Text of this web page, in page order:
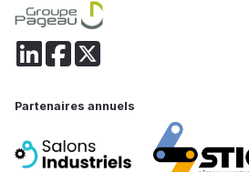
Partenaires annuels